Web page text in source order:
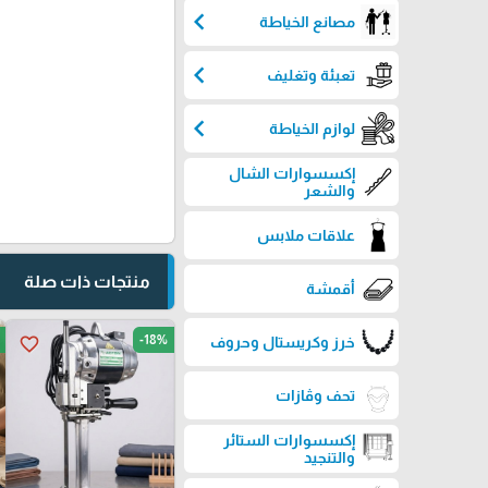
مصانع الخياطة chevron_left
تعبئة وتغليف chevron_left
لوازم الخياطة chevron_left
إكسسوارات الشال
والشعر
علاقات ملابس
أقمشة
خرز وكريستال وحروف
تحف وڤازات
إكسسوارات الستائر
والتنجيد
منتجات ذات صلة
favorite_border -18%